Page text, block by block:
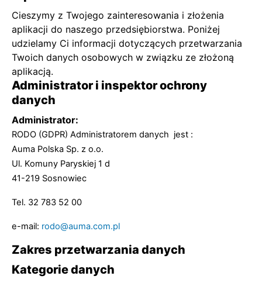
Cieszymy z Twojego zainteresowania i złożenia
aplikacji do naszego przedsiębiorstwa. Poniżej
udzielamy Ci informacji dotyczących przetwarzania
Twoich danych osobowych w związku ze złożoną
aplikacją.
Administrator i inspektor ochrony
danych
Administrator:
RODO (GDPR) Administratorem danych jest :
Auma Polska Sp. z o.o.
Ul. Komuny Paryskiej 1 d
41-219 Sosnowiec
Tel. 32 783 52 00
e-mail: rodo@auma.com.pl
Zakres przetwarzania danych
Kategorie danych